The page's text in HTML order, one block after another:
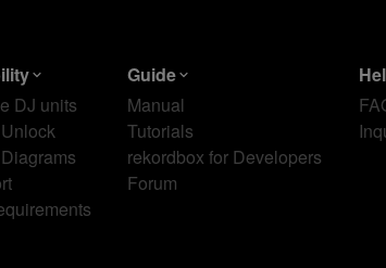
DJ units
Guide
Manual
Tutorials
rekordbox for Developers
Forum